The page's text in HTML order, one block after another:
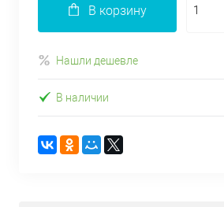
В корзину
Нашли дешевле
В наличии